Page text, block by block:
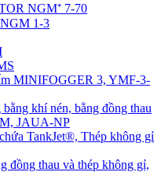
NGM⁺ 7-70
1-3
MINIFOGGER 3, YMF-3-
khí nén, bằng đồng thau
JAUA-NP
TankJet®, Thép không gỉ
đồng thau và thép không gỉ,